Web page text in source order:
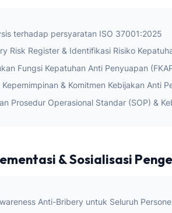
terhadap persyaratan ISO 37001:2025
Risk Register & Identifikasi Risiko
Fungsi Kepatuhan Anti Penyuapan
& Komitmen Kebijakan Anti
Prosedur Operasional Standar (SOP) &
& Sosialisasi
Anti-Bribery untuk Seluruh